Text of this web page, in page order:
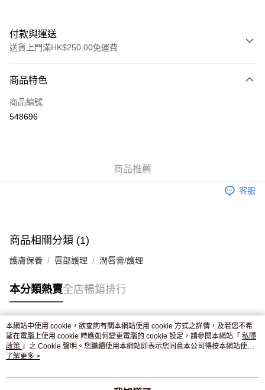
付款與運送
送貨上門滿HK$250.00免運費
信用卡
Apple Pay
付款後門市自取，訂單確認後2-4個工作天到店，7天內取。逾期後
商品特色
商品編號
548696
商品推薦
客服
商品相關分類 (1)
護膚保養 唇部護理 潤唇膏/護理
本分類熱賣全店暢銷排行
熱門標籤
熱銷排行
本網站中使用 cookie，欲查詢有關本網站使用 cookie 方式之詳情，及若您不希
望在電腦上使用 cookie 時應如何變更電腦的 cookie 設定，請參閱本網站「 私隱
政策 」之 Cookie 聲明。您繼續使用本網站即表示您同意本公司得按本網站使用
條款之 Cookie 聲明使用 cookie。
了解更多 >